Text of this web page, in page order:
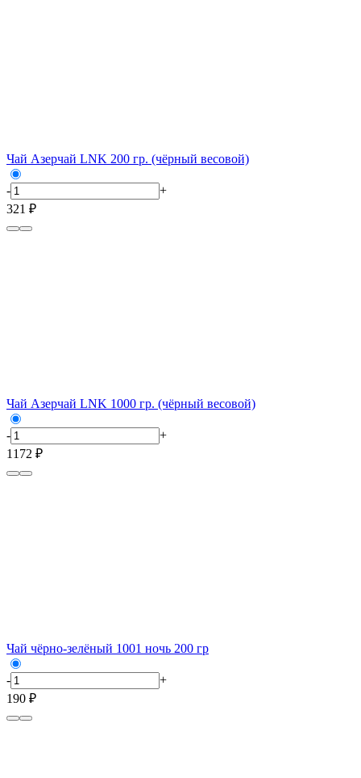
Чай Азерчай LNK 200 гр. (чёрный весовой)
-
+
321 ₽
Чай Азерчай LNK 1000 гр. (чёрный весовой)
-
+
1172 ₽
Чай чёрно-зелёный 1001 ночь 200 гр
-
+
190 ₽